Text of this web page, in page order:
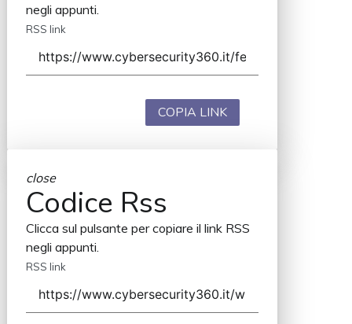
negli appunti.
RSS link
COPIA LINK
close
Codice Rss
Clicca sul pulsante per copiare il link RSS
negli appunti.
RSS link